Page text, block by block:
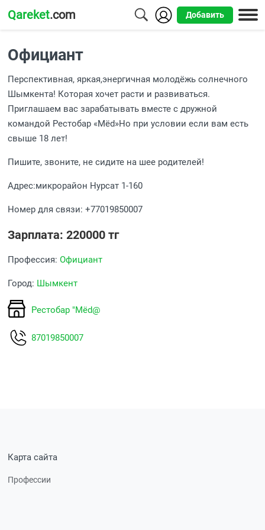
Qareket.com Добавить
Алматы
Астана
Шымкент
Усть-
Каменогорск
Официант
Перспективная, яркая,энергичная молодёжь солнечного
Шымкента! Которая хочет расти и развиваться.
Приглашаем вас зарабатывать вместе с дружной
командой Рестобар «Мёd»Но при условии если вам есть
свыше 18 лет!
Пишите, звоните, не сидите на шее родителей!
Адрес:микрорайон Нурсат 1-160
Номер для связи: +77019850007
Зарплата: 220000 тг
Профессия:Официант
Город: Шымкент
Рестобар "Мёd@
87019850007
Карта сайта
Профессии